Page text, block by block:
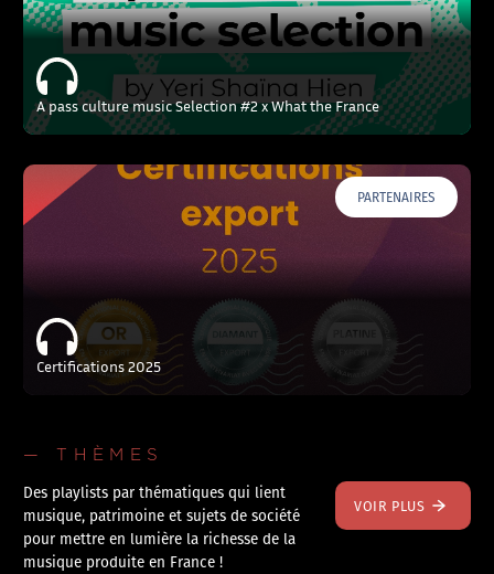
A pass culture music Selection #2 x What the France
PARTENAIRES
Certifications 2025
— THÈMES
Des playlists par thématiques qui lient
musique, patrimoine et sujets de société
pour mettre en lumière la richesse de la
musique produite en France !
VOIR PLUS